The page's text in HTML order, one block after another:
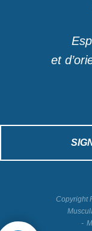
et
Copyright